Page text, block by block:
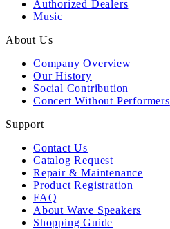
Authorized Dealers
Music
About Us
Company Overview
Our History
Social Contribution
Concert Without Performers
Support
Contact Us
Catalog Request
Repair & Maintenance
Product Registration
FAQ
About Wave Speakers
Shopping Guide